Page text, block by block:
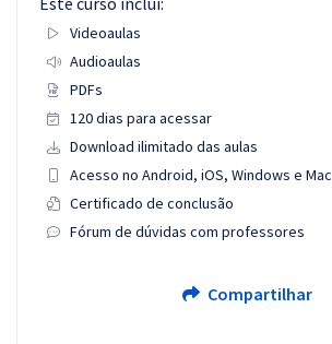
Videoaulas
Audioaulas
PDFs
120 dias para acessar
Download ilimitado das aulas
Acesso no Android, iOS, Windows e Mac
Certificado de conclusão
Fórum de dúvidas com professores
Compartilhar